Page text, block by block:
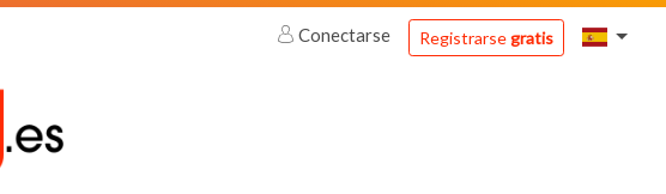
Conectarse Registrarsegratis